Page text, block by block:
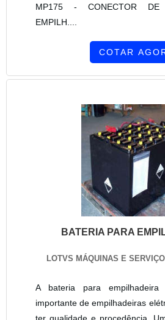
MP175 - CONECTOR DE
EMPILH....
COTAR
BATERIA PARA
LOTVS MÁQUINAS E
A bateria para
importante de empilhadeiras